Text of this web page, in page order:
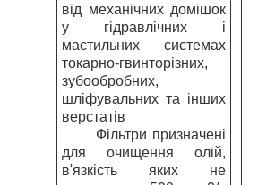
від механічних домішок
у гідравлічних і
мастильних системах
токарно-гвинторізних,
зубообробних,
шліфувальних та інших
верстатів
Фільтри призначені
для очищення олій,
в'язкість яких не